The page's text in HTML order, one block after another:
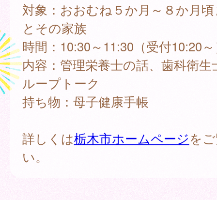
対象：おおむね５か月～８か月
とその家族
時間：10:30～11:30（受付10:20
内容：管理栄養士の話、歯科衛生
ループトーク
持ち物：母子健康手帳
詳しくは栃木市ホームページを
い。